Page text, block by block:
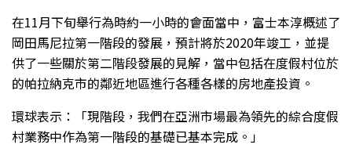
在11月下旬舉行為時約一小時的會面當中，富士本淳概述了
岡田馬尼拉第一階段的發展，預計將於2020年竣工，並提
供了一些關於第二階段發展的見解，當中包括在度假村位於
的帕拉納克市的鄰近地區進行各種各樣的房地產投資。
環球表示：「現階段，我們在亞洲市場最為領先的綜合度假
村業務中作為第一階段的基礎已基本完成。」